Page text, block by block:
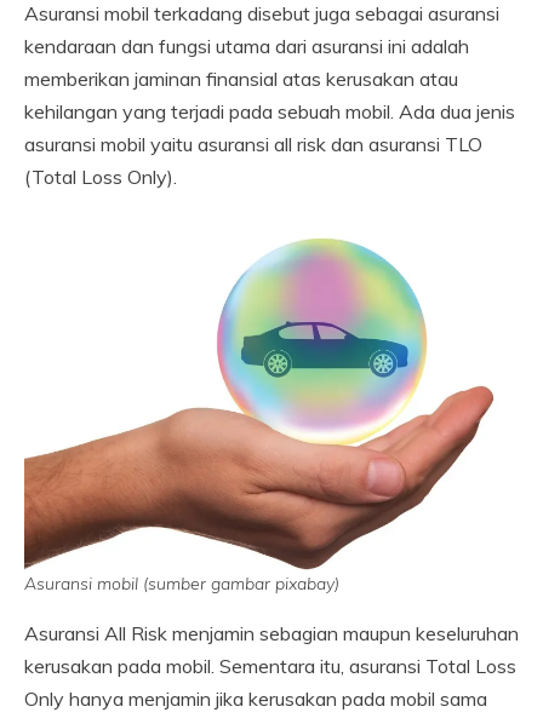
Asuransi mobil terkadang disebut juga sebagai asuransi
kendaraan dan fungsi utama dari asuransi ini adalah
memberikan jaminan finansial atas kerusakan atau
kehilangan yang terjadi pada sebuah mobil. Ada dua jenis
asuransi mobil yaitu asuransi all risk dan asuransi TLO
(Total Loss Only).
Asuransi mobil (sumber gambar pixabay)
Asuransi All Risk menjamin sebagian maupun keseluruhan
kerusakan pada mobil. Sementara itu, asuransi Total Loss
Only hanya menjamin jika kerusakan pada mobil sama